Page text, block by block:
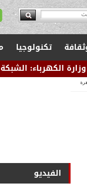
تكنولوجيا
القومية آمنة
الفيديو